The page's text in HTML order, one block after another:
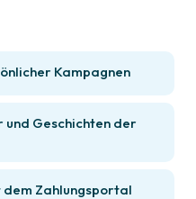
Kampagnen
Geschichten der
Zahlungsportal